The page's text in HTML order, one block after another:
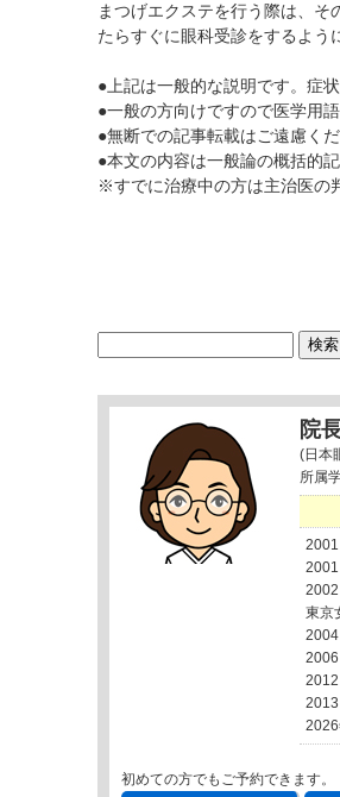
まつげエクステを行う際は、
たらすぐに眼科受診をするよう
●上記は一般的な説明です。症
●一般の方向けですので医学用
●無断での記事転載はご遠慮くだ
●本文の内容は一般論の概括的
※すでに治療中の方は主治医の
院
(日本
所属
2002
東京
初めての方でもご予約できます。